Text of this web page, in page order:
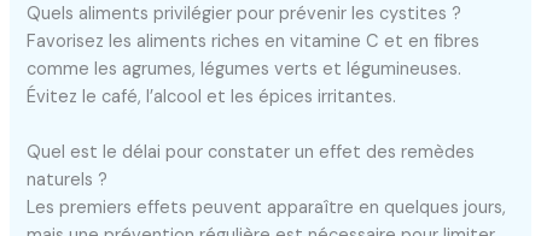
Quels aliments privilégier pour prévenir les cystites ?
Favorisez les aliments riches en vitamine C et en fibres
comme les agrumes, légumes verts et légumineuses.
Évitez le café, l’alcool et les épices irritantes.
Quel est le délai pour constater un effet des remèdes
naturels ?
Les premiers effets peuvent apparaître en quelques jours,